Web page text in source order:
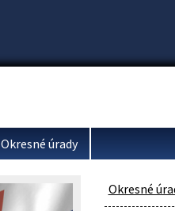
Okresné úrady
Okresné